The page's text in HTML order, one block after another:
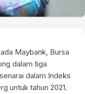
Maybank, Bursa
dalam tiga
dalam Indeks
untuk tahun 2021.